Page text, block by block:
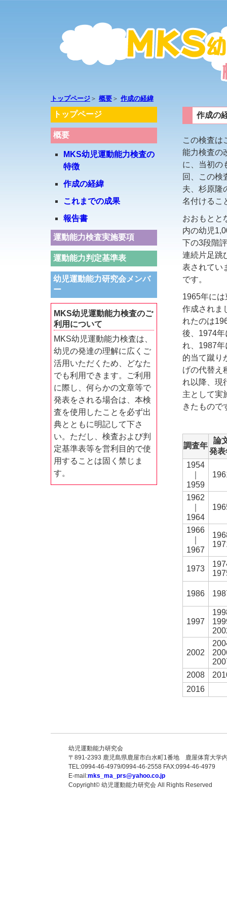
MKS幼児運動能力検査
トップページ ＞ 概要 ＞ 作成の経緯
作成の
この検査は
能力検査の
に、当初の
回、この検
夫、杉原隆
名付けるこ
おおもとと
内の幼児
下の3段階
連続片足跳
表されてい
です。
1965年に
作成されま
れたのは
後、1974
れ、1987
的当て蹴り
げの代替え
れ以降、現
主として実
きたもので
調査年
論
発表
1954
1959
1962
1964
1966
1967
1973
1986
1997
2002
2008
2016
トップページ
概要
MKS幼児運動能力検査の
特徴
作成の経緯
これまでの成果
報告書
運動能力検査実施要項
運動能力判定基準表
幼児運動能力研究会メンバ
ー
MKS幼児運動能力検査のご
利用について
MKS幼児運動能力検査は、
幼児の発達の理解に広くご
活用いただくため、どなた
でも利用できます。ご利用
に際し、何らかの文章等で
発表をされる場合は、本検
査を使用したことを必ず出
典とともに明記して下さ
い。ただし、検査および判
定基準表等を営利目的で使
用することは固く禁じま
す。
幼児運動能力研究会
〒891-2393 鹿児島県鹿屋市白水町1番地 鹿屋体育大学
TEL:0994-46-4979/0994-46-2558 FAX:0994-46-4979
E-mail:mks_ma_prs@yahoo.co.jp
Copyright© 幼児運動能力研究会 All Rights Reserved